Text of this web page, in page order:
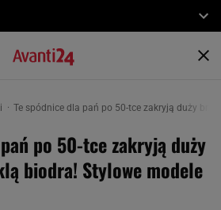
Te spódnice dla pań po 50-tce zakryją duży
po 50-tce zakryją duży
biodra! Stylowe modele